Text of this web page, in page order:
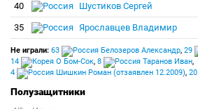
40 Шустиков Сергей
35 Ярославцев Владимир
Не играли: 63 Белозеров Александр, 29
14
О Бом-Сок, 8 Таранов Иван,
4
Шишкин Роман (отзаявлен 12.2009), 20
Полузащитники